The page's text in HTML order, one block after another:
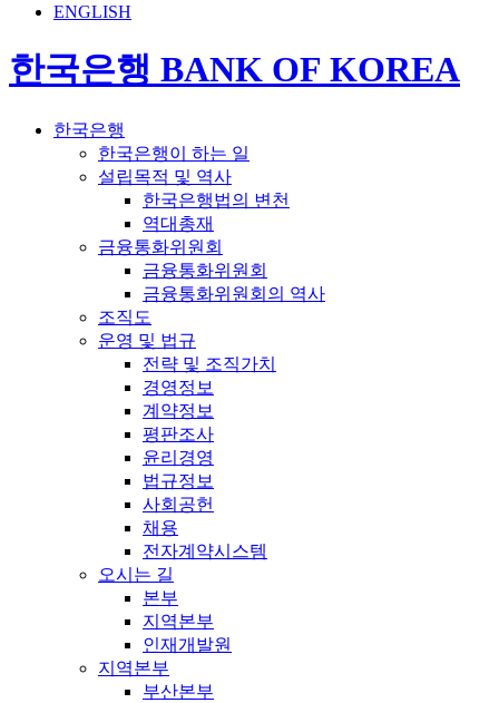
ENGLISH
한국은행 BANK OF KOREA
한국은행
한국은행이 하는 일
설립목적 및 역사
한국은행법의 변천
역대총재
금융통화위원회
금융통화위원회
금융통화위원회의 역사
조직도
운영 및 법규
전략 및 조직가치
경영정보
계약정보
평판조사
윤리경영
법규정보
사회공헌
채용
전자계약시스템
오시는 길
본부
지역본부
인재개발원
지역본부
부산본부